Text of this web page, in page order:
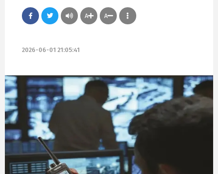
A A
2026-06-01 21:05:41